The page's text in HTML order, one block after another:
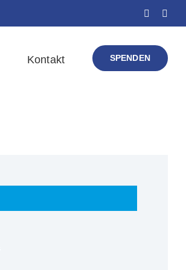
Kontakt SPENDEN